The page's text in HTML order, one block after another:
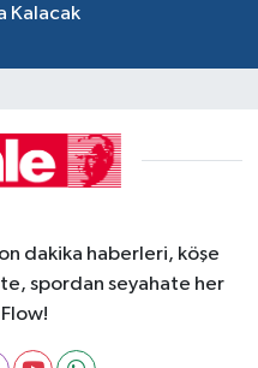
Kalacak
dakika haberleri, köşe
spordan seyahate her